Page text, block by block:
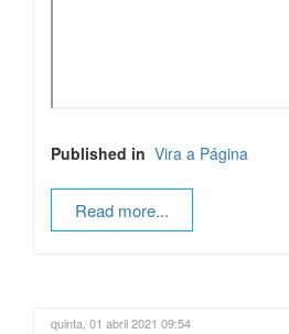
Published in Vira a Página
Read more...
quinta, 01 abril 2021 09:54